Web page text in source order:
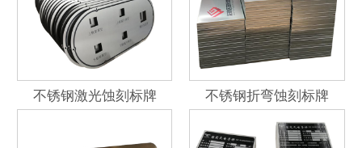
不锈钢激光蚀刻标牌 不锈钢折弯蚀刻标牌